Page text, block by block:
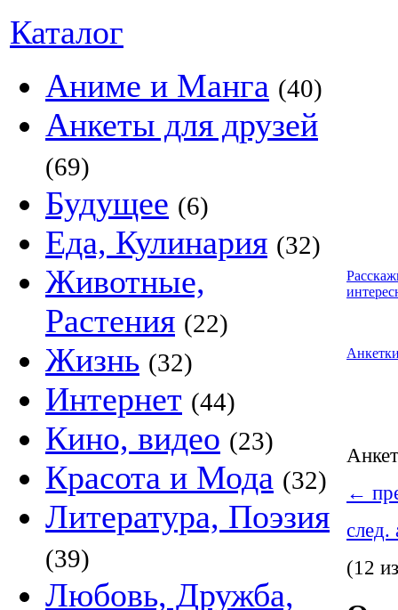
Каталог
Аниме и Манга (40)
Анкеты для друзей
(69)
Будущее (6)
Еда, Кулинария (32)
Животные,
Растения (22)
Жизнь (32)
Интернет (44)
Кино, видео (23)
Красота и Мода (32)
Литература, Поэзия
(39)
Любовь, Дружба,
←
след.
(12